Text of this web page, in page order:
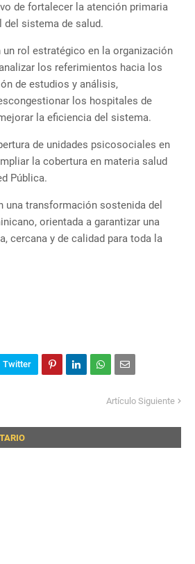
de fortalecer la atención primaria
sistema de salud.
rol estratégico en la organización
los referimientos hacia los
de estudios y análisis,
los hospitales de
la eficiencia del sistema.
de unidades psicosociales en
la cobertura en materia salud
Pública.
una transformación sostenida del
orientada a garantizar una
cercana y de calidad para toda la
Artículo Siguiente